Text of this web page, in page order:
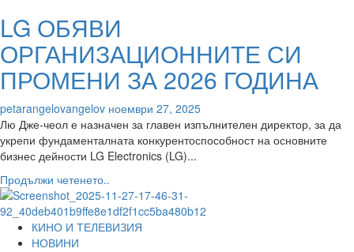
семейство
Бачорски
коронясаха
„Miss
C’est
Vie“
Снимки
LG ОБЯВИ
ОРГАНИЗАЦИОННИТЕ СИ
ПРОМЕНИ ЗА 2026 ГОДИНА
petarangelovangelov ноември 27, 2025
Лю Дже-чеол е назначен за главен изпълнителен директор, за да
укрепи фундаменталната конкурентоспособност на основните
бизнес дейности LG Electronics (LG)...
Продължи четенето..
more
about
LG
КИНО И ТЕЛЕВИЗИЯ
НОВИНИ